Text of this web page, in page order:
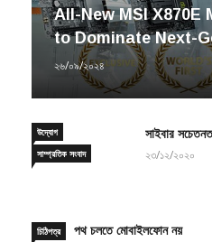
All-New MSI
to Dominate Next-
২৬/০৯/২০২৪
উদ্যোগ
সাম্প্রতিক সংবাদ
সাইবার
২৩/১২/২০২০
চিঠিপত্র পথ চলতে মোবাইলফোন নয়